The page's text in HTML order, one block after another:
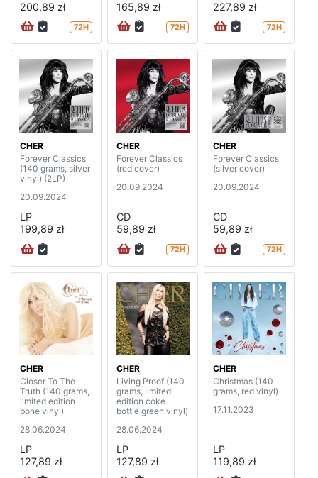
200,89 zł
72H
165,89 zł
72H
227,89 zł
72H
CHER
Forever Classics
(140 grams, silver
vinyl) (2LP)
20.09.2024
LP
199,89 zł
CHER
Forever Classics
(red cover)
20.09.2024
CD
59,89 zł
72H
CHER
Forever Classics
(silver cover)
20.09.2024
CD
59,89 zł
72H
CHER
Closer To The
Truth (140 grams,
limited edition
bone vinyl)
28.06.2024
LP
127,89 zł
CHER
Living Proof (140
grams, limited
edition coke
bottle green vinyl)
28.06.2024
LP
127,89 zł
CHER
Christmas (140
grams, red vinyl)
17.11.2023
LP
119,89 zł